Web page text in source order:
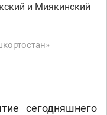
и Миякинский
сегодняшнего